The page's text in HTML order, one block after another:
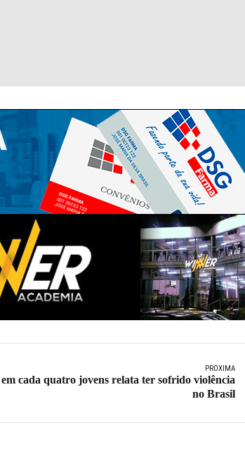
PRÓXIMA
cada quatro jovens relata ter sofrido violência
no Brasil